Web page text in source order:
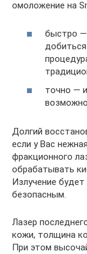
омоложение на
быстро —
точно —
Долгий
если у Вас
фракционного
обрабатывать
Излучение
безопасным.
Лазер
кожи, толщина
При этом